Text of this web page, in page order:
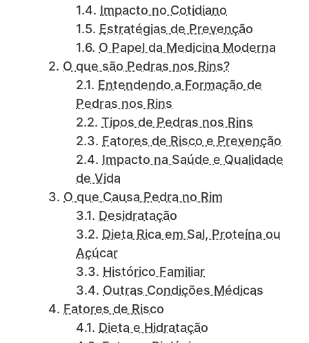
Impacto no Cotidiano
Estratégias de Prevenção
O Papel da Medicina Moderna
O que são Pedras nos Rins?
Entendendo a Formação de
Pedras nos Rins
Tipos de Pedras nos Rins
Fatores de Risco e Prevenção
Impacto na Saúde e Qualidade
de Vida
O que Causa Pedra no Rim
Desidratação
Dieta Rica em Sal, Proteína ou
Açúcar
Histórico Familiar
Outras Condições Médicas
Fatores de Risco
Dieta e Hidratação